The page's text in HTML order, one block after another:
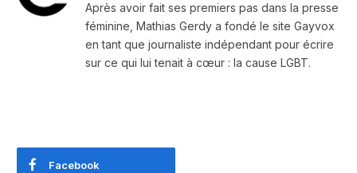
Après avoir fait ses premiers pas dans la presse
féminine, Mathias Gerdy a fondé le site Gayvox
en tant que journaliste indépendant pour écrire
sur ce qui lui tenait à cœur : la cause LGBT.
Facebook